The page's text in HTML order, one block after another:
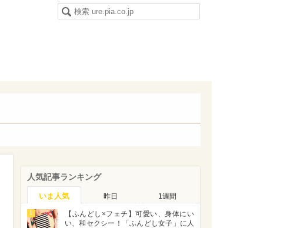
人気記事ランキング
いま人気 昨日 1週間
1
【ふんどし×フェチ】可愛い、身体にい
い、和セクシー！「ふんどし女子」に人